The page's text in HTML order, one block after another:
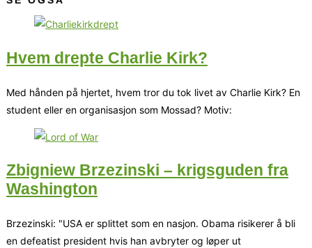
Hvem drepte Charlie Kirk?
Med hånden på hjertet, hvem tror du tok livet av Charlie Kirk? En
student eller en organisasjon som Mossad? Motiv:
Zbigniew Brzezinski – krigsguden fra
Washington
Brzezinski: "USA er splittet som en nasjon. Obama risikerer å bli
en defeatist president hvis han avbryter og løper ut